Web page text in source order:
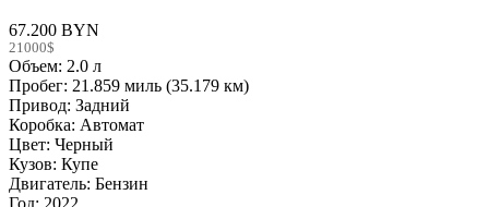
67.200 BYN
21000$
Объем: 2.0 л
Пробег: 21.859 миль (35.179 км)
Привод: Задний
Коробка: Автомат
Цвет: Черный
Кузов: Купе
Двигатель: Бензин